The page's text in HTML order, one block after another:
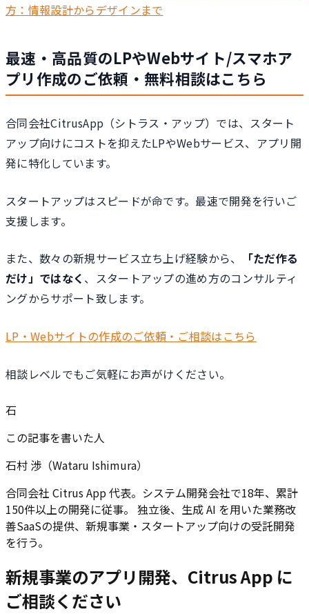
方：情報設計からデザインまで
最速・高品質のLPやWebサイト/スマホア
プリ作成のご依頼・無料相談はこちら
合同会社CitrusApp（シトラス・アップ）では、スタート
アップ向けにコストを抑えたLPやWebサービス、アプリ開
発に特化しています。
スタートアップはスピードが命です。最速で開発を行いご
支援します。
また、数々の新規サービス立ち上げ経験から、
「ただ作る
だけ」ではなく 、スタートアップの進め方のコンサルティ
ングからサポート致します。
LP・Webサイトの作成のご依頼・ご相談はこちら
相談レベルでもご気軽にお声がけください。
石
この記事を書いた人
石村 渉（Wataru Ishimura）
合同会社 Citrus App 代表。システム開発会社で18年、累計
150件以上の開発に従事。 独立後、生成 AI を用いた業務改
善SaaSの提供、新規事業・スタートアップ向けの受託開発
を行う。
新規事業のアプリ開発、Citrus App に
ご相談ください